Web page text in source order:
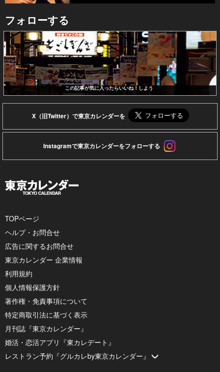
フォローする
この記事が気に入ったらいいね！しよう
X（旧Twitter）で東京カレンダーを
Instagramで東京カレンダーをフォローする
TOPページ
ヘルプ・お問合せ
広告に関するお問合せ
東京カレンダー 企業情報
利用規約
個人情報保護方針
著作権・免責事項について
特定商取引法に基づく表示
月刊誌『東京カレンダー』
婚活・恋活アプリ『東カレデート』
レストラン予約『グルカレby東京カレンダー』